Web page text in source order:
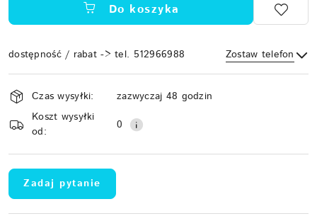
Do koszyka
dostępność / rabat -> tel. 512966988 Zostaw telefon
Wyślij
Dostępność
i
dostawa
Czas wysyłki:
zazwyczaj 48 godzin
Koszt wysyłki
od:
0
Zadaj pytanie